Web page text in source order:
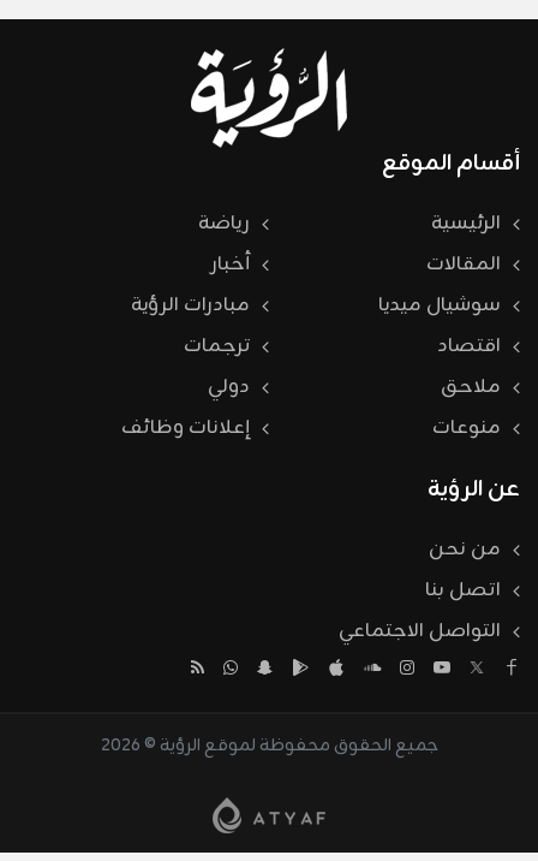
أقسام الموقع
الرئيسية
رياضة
المقالات
أخبار
سوشيال ميديا
مبادرات الرؤية
اقتصاد
ترجمات
ملاحق
دولي
منوعات
إعلانات وظائف
عن الرؤية
من نحن
اتصل بنا
التواصل الاجتماعي
جميع الحقوق محفوظة لموقع الرؤية © 2026